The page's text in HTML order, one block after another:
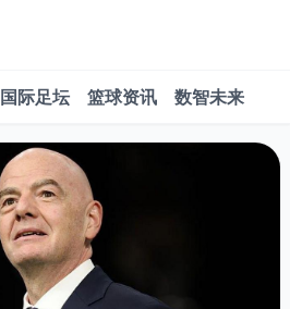
国际足坛 篮球资讯 数智未来